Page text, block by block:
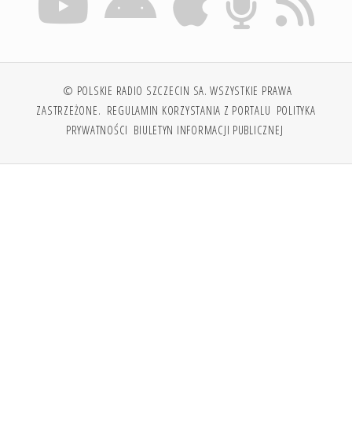
© POLSKIE RADIO SZCZECIN SA. WSZYSTKIE PRAWA
ZASTRZEŻONE. REGULAMIN KORZYSTANIA Z PORTALU POLITYKA
PRYWATNOŚCI BIULETYN INFORMACJI PUBLICZNEJ